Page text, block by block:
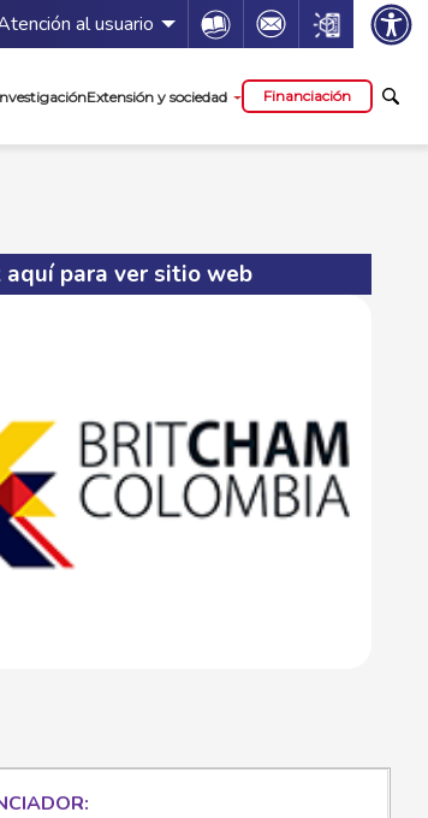
servicios
al usuario Icon Icon Icon
Extensión y sociedad Financiación
aquí para ver sitio web